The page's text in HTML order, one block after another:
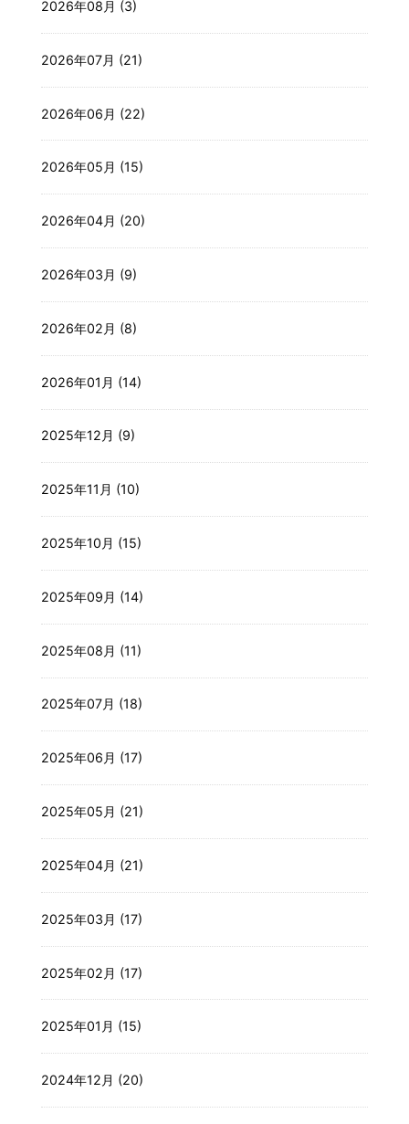
2026年08月 (3)
2026年07月 (21)
2026年06月 (22)
2026年05月 (15)
2026年04月 (20)
2026年03月 (9)
2026年02月 (8)
2026年01月 (14)
2025年12月 (9)
2025年11月 (10)
2025年10月 (15)
2025年09月 (14)
2025年08月 (11)
2025年07月 (18)
2025年06月 (17)
2025年05月 (21)
2025年04月 (21)
2025年03月 (17)
2025年02月 (17)
2025年01月 (15)
2024年12月 (20)